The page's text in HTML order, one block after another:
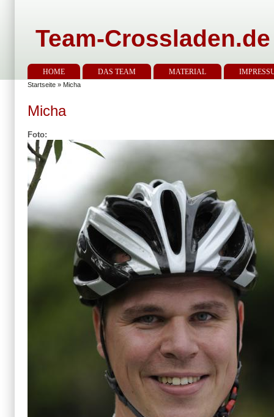
Team-Crossladen.de
HOME DAS TEAM MATERIAL
Startseite » Micha
Micha
Foto: